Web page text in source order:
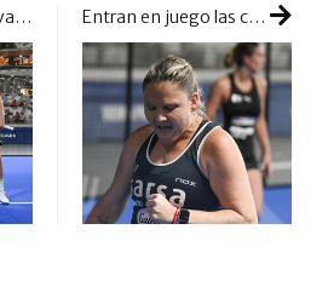
Yanguas y ‘Coki’ llevan al límite y eliminan a los subcampeones de Marbella Entran en juego las cabezas de serie: máxima emoción en los 1/8 de final de Viena